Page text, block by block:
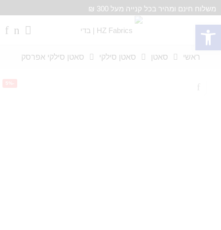
פתח סרגל נגישות
משלוח חינם ומהיר בכל קנייה מעל 300 ₪
ראשי סאטן סאטן סילקי סאטן סילקי אפרסק
-5%